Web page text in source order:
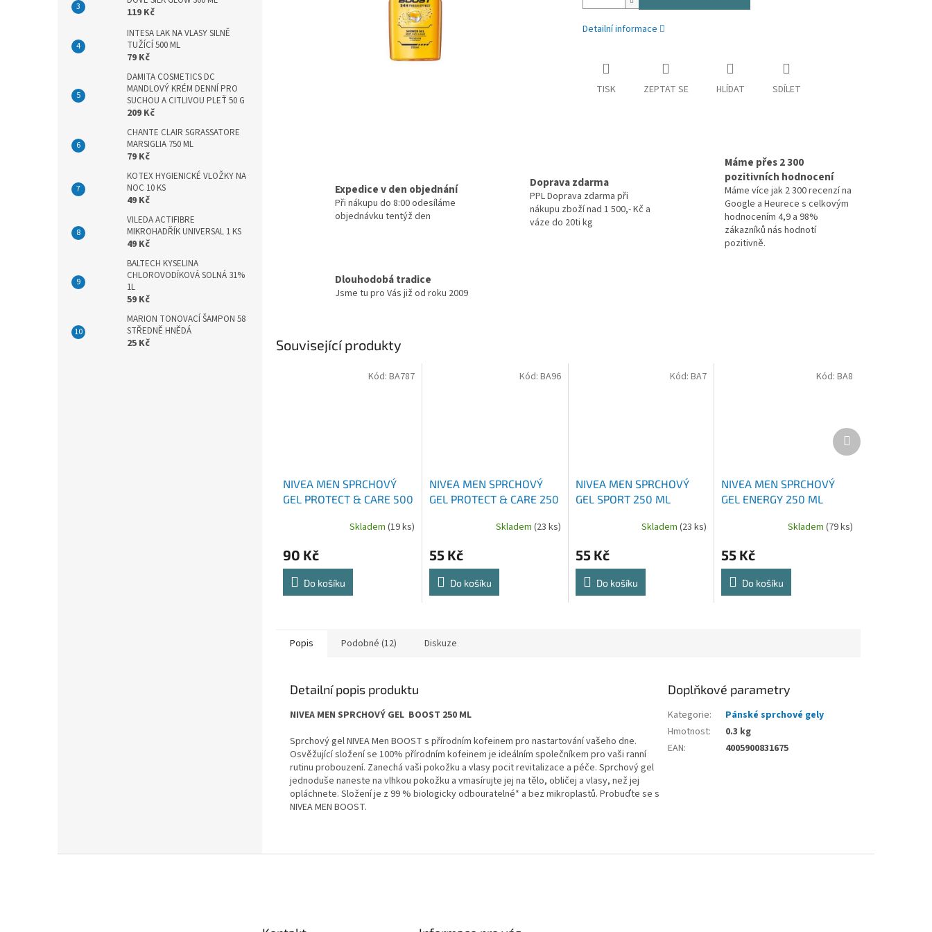
119 Kč
INTESA LAK NA VLASY SILNĚ
TUŽÍCÍ 500 ML
79 Kč
DAMITA COSMETICS DC
MANDLOVÝ KRÉM DENNÍ PRO
SUCHOU A CITLIVOU PLEŤ 50 G
209 Kč
CHANTE CLAIR SGRASSATORE
MARSIGLIA 750 ML
79 Kč
KOTEX HYGIENICKÉ VLOŽKY NA
NOC 10 KS
49 Kč
VILEDA ACTIFIBRE
MIKROHADŘÍK UNIVERSAL 1 KS
49 Kč
BALTECH KYSELINA
CHLOROVODÍKOVÁ SOLNÁ 31%
1L
59 Kč
MARION TONOVACÍ ŠAMPON 58
STŘEDNĚ HNĚDÁ
25 Kč
Detailní informace
TISK ZEPTAT SE HLÍDAT SDÍLET
Expedice v den objednání
Při nákupu do 8:00 odesíláme
objednávku tentýž den
Doprava zdarma
PPL Doprava zdarma při
nákupu zboží nad 1 500,- Kč a
váze do 20ti kg
Máme přes 2 300
pozitivních hodnocení
Máme více jak 2 300 recenzí na
Google a Heurece s celkovým
hodnocením 4,9 a 98%
zákazníků nás hodnotí
pozitivně.
Dlouhodobá tradice
Jsme tu pro Vás již od roku 2009
Související produkty
NIVEA MEN SPRCHOVÝ
GEL PROTECT & CARE 500
Skladem (19 ks)
90 Kč
Do košíku
Kód: BA787
NIVEA MEN SPRCHOVÝ
GEL PROTECT & CARE 250
Skladem (23 ks)
55 Kč
Do košíku
Kód: BA96
NIVEA MEN SPRCHOVÝ
GEL SPORT 250 ML
Skladem(23 ks)
55 Kč
Do košíku
Kód:BA7
NIVEA MEN SPRCHOVÝ
GEL ENERGY 250 ML
Skladem (79 ks)
55 Kč
Do košíku
Kód: BA8
Další
produkt
Popis Podobné (12) Diskuze
Detailní popis produktu
NIVEA MEN SPRCHOVÝ GEL BOOST 250 ML
Sprchový gel NIVEA Men BOOST s přírodním kofeinem pro nastartování vašeho dne.
Osvěžující složení se 100% přírodním kofeinem je ideálním společníkem pro vaši ranní
rutinu probouzení. Zanechá vaši pokožku a vlasy pocit revitalizace a péče. Sprchový gel
jednoduše naneste na vlhkou pokožku a vmasírujte jej na tělo, obličej a vlasy, než jej
opláchnete. Složení je z 99 % biologicky odbouratelné* a bez mikroplastů. Probuďte se s
NIVEA MEN BOOST.
Doplňkové parametry
Kategorie:
Pánské sprchové gely
Hmotnost:
0.3 kg
EAN: 4005900831675